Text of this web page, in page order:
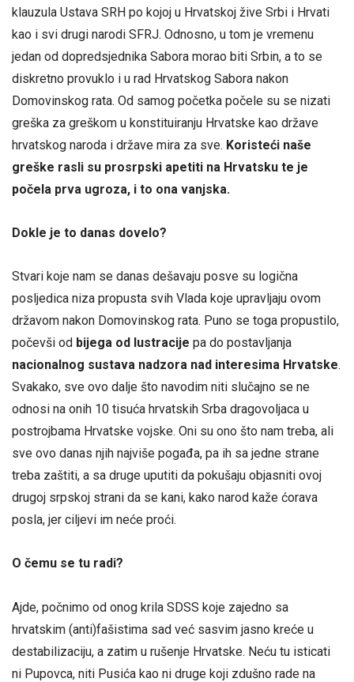
klauzula Ustava SRH po kojoj u Hrvatskoj žive Srbi i Hrvati
kao i svi drugi narodi SFRJ. Odnosno, u tom je vremenu
jedan od dopredsjednika Sabora morao biti Srbin, a to se
diskretno provuklo i u rad Hrvatskog Sabora nakon
Domovinskog rata. Od samog početka počele su se nizati
greška za greškom u konstituiranju Hrvatske kao države
hrvatskog naroda i države mira za sve. Koristeći naše
greške rasli su prosrpski apetiti na Hrvatsku te je
počela prva ugroza, i to ona vanjska.
Dokle je to danas dovelo?
Stvari koje nam se danas dešavaju posve su logična
posljedica niza propusta svih Vlada koje upravljaju ovom
državom nakon Domovinskog rata. Puno se toga propustilo,
počevši od bijega od lustracije pa do postavljanja
nacionalnog sustava nadzora nad interesima Hrvatske.
Svakako, sve ovo dalje što navodim niti slučajno se ne
odnosi na onih 10 tisuća hrvatskih Srba dragovoljaca u
postrojbama Hrvatske vojske. Oni su ono što nam treba, ali
sve ovo danas njih najviše pogađa, pa ih sa jedne strane
treba zaštiti, a sa druge uputiti da pokušaju objasniti ovoj
drugoj srpskoj strani da se kani, kako narod kaže ćorava
posla, jer ciljevi im neće proći.
O čemu se tu radi?
Ajde, počnimo od onog krila SDSS koje zajedno sa
hrvatskim (anti)fašistima sad već sasvim jasno kreće u
destabilizaciju, a zatim u rušenje Hrvatske. Neću tu isticati
ni Pupovca, niti Pusića kao ni druge koji zdušno rade na